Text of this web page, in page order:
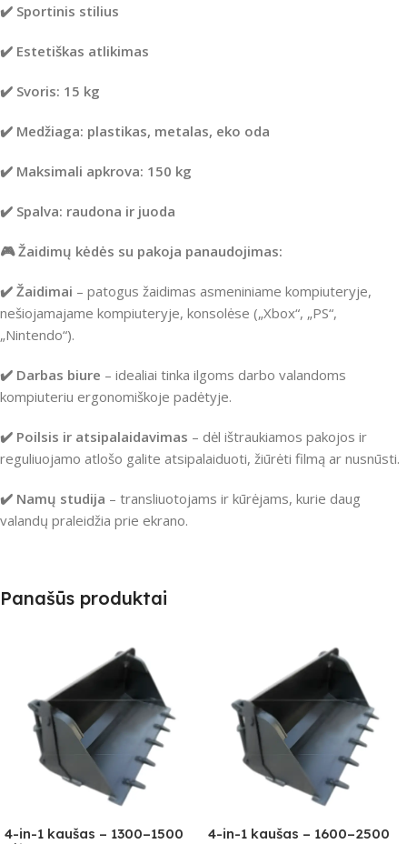
✔️ Sportinis stilius
✔️ Estetiškas atlikimas
✔️ Svoris: 15 kg
✔️ Medžiaga: plastikas, metalas, eko oda
✔️ Maksimali apkrova: 150 kg
✔️ Spalva: raudona ir juoda
🎮 Žaidimų kėdės su pakoja panaudojimas:
✔️ Žaidimai – patogus žaidimas asmeniniame kompiuteryje,
nešiojamajame kompiuteryje, konsolėse („Xbox“, „PS“,
„Nintendo“).
✔️ Darbas biure – idealiai tinka ilgoms darbo valandoms
kompiuteriu ergonomiškoje padėtyje.
✔️ Poilsis ir atsipalaidavimas – dėl ištraukiamos pakojos ir
reguliuojamo atlošo galite atsipalaiduoti, žiūrėti filmą ar nusnūsti.
✔️ Namų studija – transliuotojams ir kūrėjams, kurie daug
valandų praleidžia prie ekrano.
Panašūs produktai
4-in-1 kaušas – 1300–1500
4-in-1 kaušas – 1600–2500